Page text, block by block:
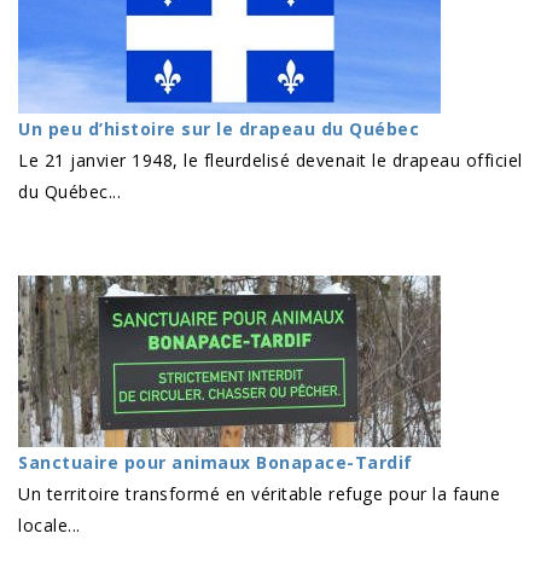
Un peu d’histoire sur le drapeau du Québec
Le 21 janvier 1948, le fleurdelisé devenait le drapeau officiel
du Québec...
Sanctuaire pour animaux Bonapace-Tardif
Un territoire transformé en véritable refuge pour la faune
locale...